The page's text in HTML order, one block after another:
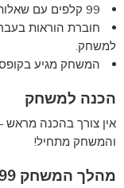
99 קלפים עם שאלות יצירתיות, אתגרי חשיבה והפעלות מקוריות.
חוברת הוראות
למשחק.
המשחק מגיע
הכנה למשחק
אין צורך בהכנה
והמשחק מתחיל!
מהלך המשחק 99 דרכים להכיר